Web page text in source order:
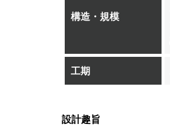
構造・規模
工期
設計趣旨